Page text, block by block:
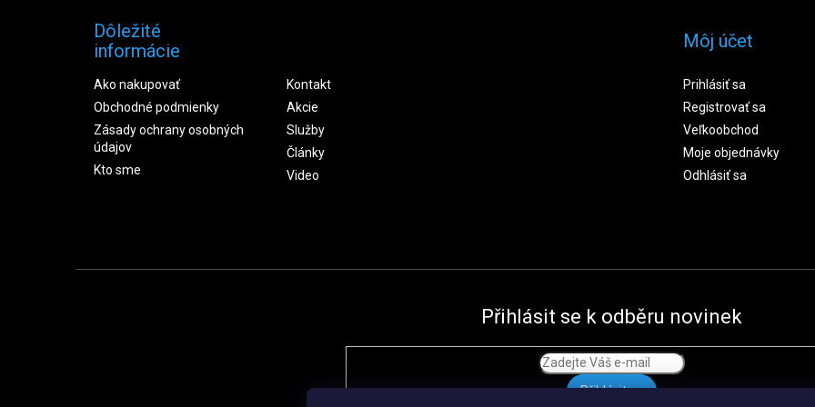
Dôležité
informácie
Ako nakupovať
Obchodné podmienky
Zásady ochrany osobných
údajov
Kto sme
Kontakt
Akcie
Služby
Články
Video
Môj účet
Prihlásiť sa
Registrovať sa
Veľkoobchod
Moje objednávky
Odhlásiť sa
Přihlásit se k odběru novinek
Přihlásit se